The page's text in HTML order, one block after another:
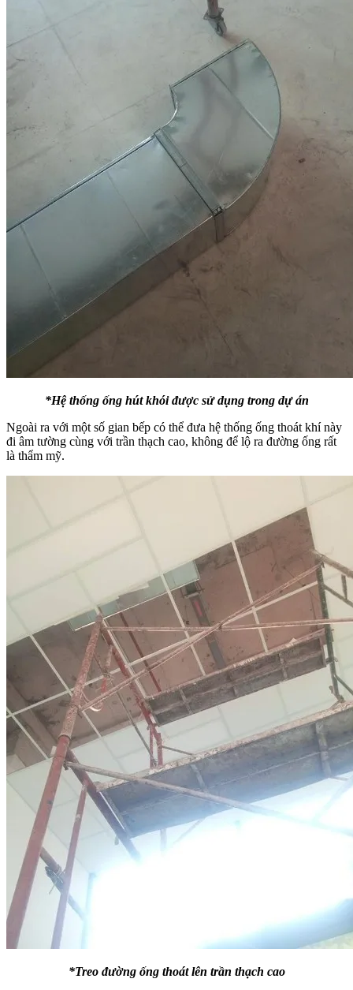
*Hệ thống ống hút khói được sử dụng trong dự án
Ngoài ra với một số gian bếp có thể đưa hệ thống ống thoát khí này
đi âm tường cùng với trần thạch cao, không để lộ ra đường ống rất
là thẩm mỹ.
*Treo đường ống thoát lên trần thạch cao